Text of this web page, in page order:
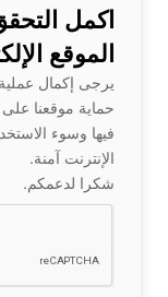
اكمل
الموقع
يرجى إكمال
حماية موقعنا
فيها وسوء
الإنترنت آمنة.
شكرا لدعمكم.